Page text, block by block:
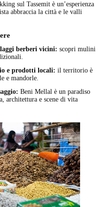
sul Tassemit è un’esperienza
abbraccia la città e le valli
berberi vicini: scopri mulini
e prodotti locali: il territorio è
e mandorle.
Beni Mellal è un paradiso
architettura e scene di vita